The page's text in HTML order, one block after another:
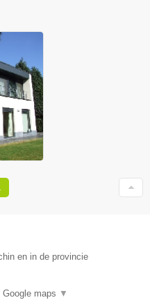
en in de provincie
Google maps ▼